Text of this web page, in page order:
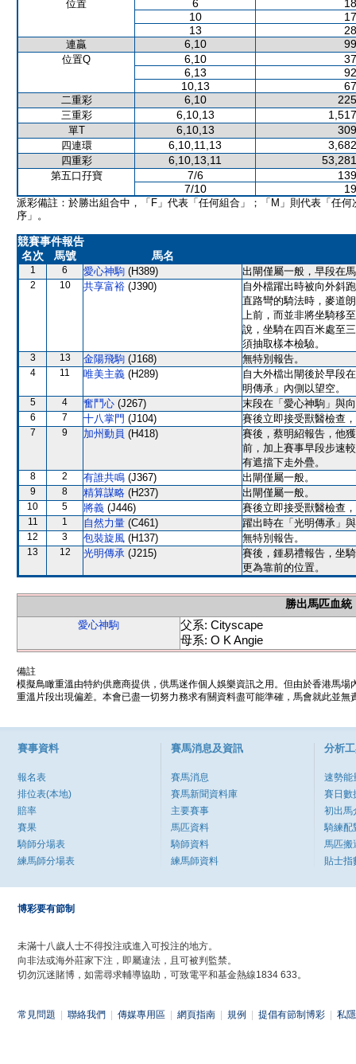
位置 6
10
13
連贏 6,10
位置Q 6,10
6,13
10,13
二重彩 6,10
三重彩 6,10,13
單T 6,10,13
四連環 6,10,11,13
四重彩 6,10,13,11
第五口孖寶 7/6
7/10
派彩備註：於勝出組合中，「F」代表「任何組合」；「M」則代表「任何
序」。
競賽事件報告
名次
馬號 馬名
1 6 愛心神駒 (H389) 出閘僅屬一般，早段在
2 10 共享富裕 (J390)
自外檔躍出時被向外斜
直路彎的騎法時，麥道
上前，而並非將坐騎移
說，坐騎在四百米處至
須抽取樣本檢驗。
3 13 金陽飛駒 (J168) 無特別報告。
4 11 唯美主義 (H289)
自大外檔出閘後於早段
明傳承」內側以望空。
5 4 奮鬥心 (J267) 末段在「愛心神駒」與
6 7 十八掌門 (J104) 賽後立即接受獸醫檢查
7 9 加州動員 (H418)
賽後，蔡明紹報告，他
前，加上賽事早段步速
有遮擋下走外疊。
8 2 有誰共鳴 (J367) 出閘僅屬一般。
9 8 精算謀略 (H237) 出閘僅屬一般。
10 5 將義 (J446) 賽後立即接受獸醫檢查
11 1 自然力量 (C461) 躍出時在「光明傳承」
12 3 包裝旋風 (H137) 無特別報告。
13 12 光明傳承 (J215)
賽後，鍾易禮報告，坐
更為靠前的位置。
勝出馬匹血統
愛心神駒
父系: Cityscape
母系: O K Angie
備註
模擬鳥瞰重溫由特約供應商提供，供馬迷作個人娛樂資訊之用。但由於香港馬
重溫片段出現偏差。本會已盡一切努力務求有關資料盡可能準確，馬會就此並
賽事資料
報名表
排位表(本地)
賠率
賽果
騎師分場表
練馬師分場表
賽馬消息及資訊
賽馬消息
賽馬新聞資料庫
主要賽事
馬匹資料
騎師資料
練馬師資料
分析
速勢能
賽日數
初出馬
騎練配
馬匹搬
貼士指
博彩要有節制
未滿十八歲人士不得投注或進入可投注的地方。
向非法或海外莊家下注，即屬違法，且可被判監禁。
切勿沉迷賭博，如需尋求輔導協助，可致電平和基金熱線1834 633。
常見問題 聯絡我們 傳媒專用區 網頁指南 規例 提倡有節制博彩 私